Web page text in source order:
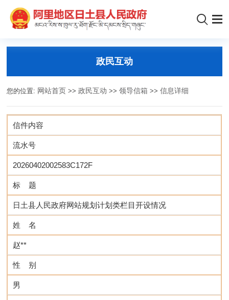
政民互动
您的位置: 网站首页 >>政民互动 >>领导信箱 >>信息详细
信件内容
流水号
20260402002583C172F
标 题
日土县人民政府网站规划计划类栏目开设情况
姓 名
赵**
性 别
男